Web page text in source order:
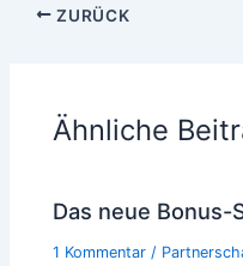
ZURÜCK
Ähnliche
Das neue Bonus-
1 Kommentar /